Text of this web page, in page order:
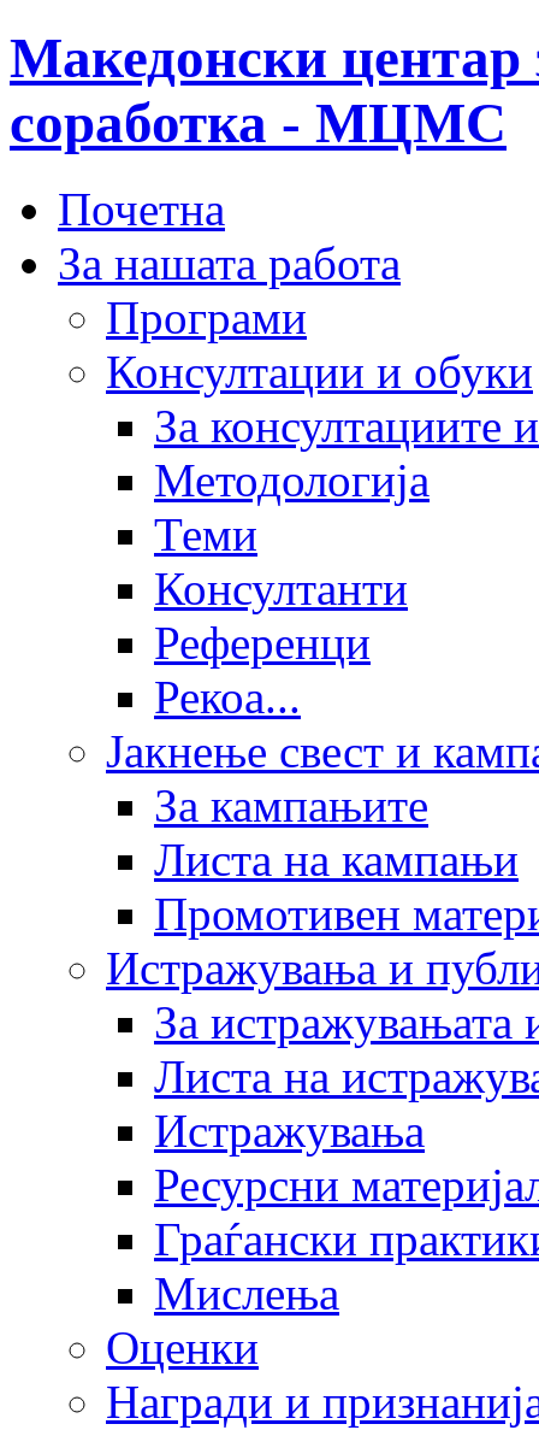
Македонски центар
соработка - МЦМС
Почетна
За нашата работа
Програми
Консултации и обуки
За консултациите
Методологија
Теми
Консултанти
Референци
Рекоа...
Јакнење свест и
За кампањите
Листа на кампањи
Промотивен
Истражувања и
За истражувањата
Листа на
Истражувања
Ресурсни
Граѓански
Мислења
Оценки
Награди и